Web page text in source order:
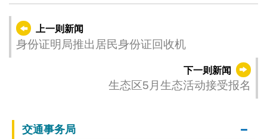
上一则新闻
身份证明局推出居民身份证回收机
下一则新闻
生态区5月生态活动接受报名
交通事务局